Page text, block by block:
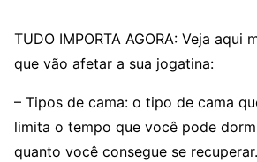
TUDO IMPORTA AGORA: Veja aqui
que vão afetar a sua jogatina:
– Tipos de cama: o tipo de cama
limita o tempo que você pode
quanto você consegue se